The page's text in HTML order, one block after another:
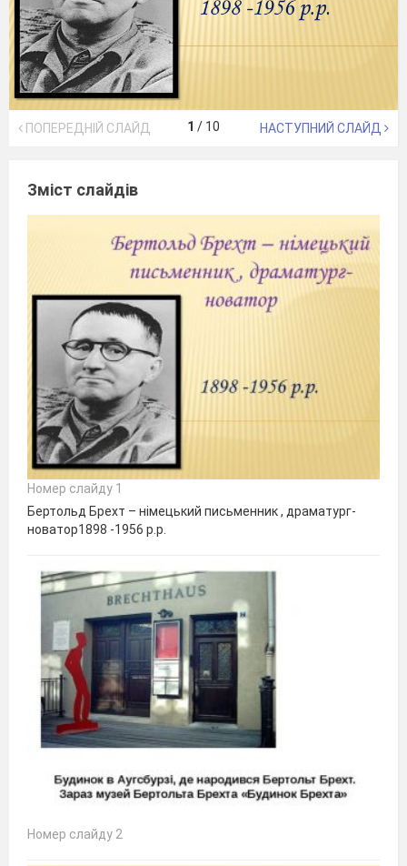
ПОПЕРЕДНІЙ СЛАЙД 1 / 10 НАСТУПНИЙ СЛАЙД
Зміст слайдів
Номер слайду 1
Бертольд Брехт – німецький письменник , драматург-
новатор1898 -1956 р.р.
Номер слайду 2